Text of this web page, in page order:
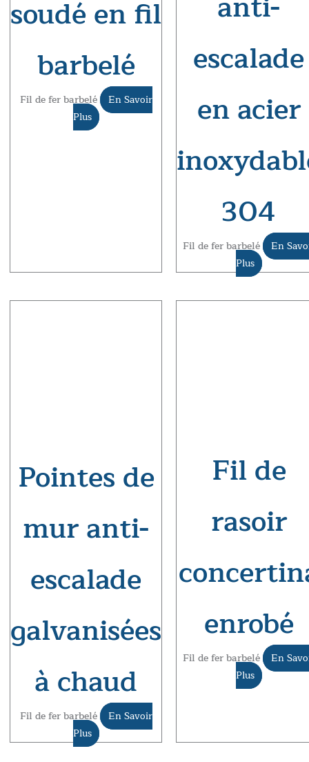
soudé en fil
barbelé
Fil de fer barbelé En Savoir
Plus
escalade
en acier
304
Fil de fer barbelé En
Plus
Pointes de
mur anti-
escalade
galvanisées
à chaud
Fil de fer barbelé En Savoir
Plus
Fil de
rasoir
enrobé
Fil de fer barbelé En
Plus